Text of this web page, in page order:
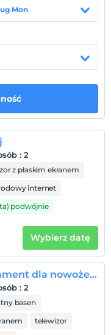
i tych, którzy
szeroką gamą opcji
w pewnej
Mon
: 2
z płaskim ekranem
internet
podwójnie
Wybierz datę
Królewski apartament dla nowożeńców
: 2
basen
telewizor